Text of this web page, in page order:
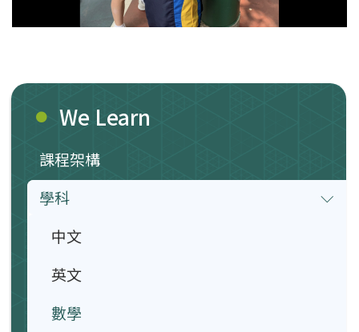
We Learn
課程架構
學科
中文
英文
數學